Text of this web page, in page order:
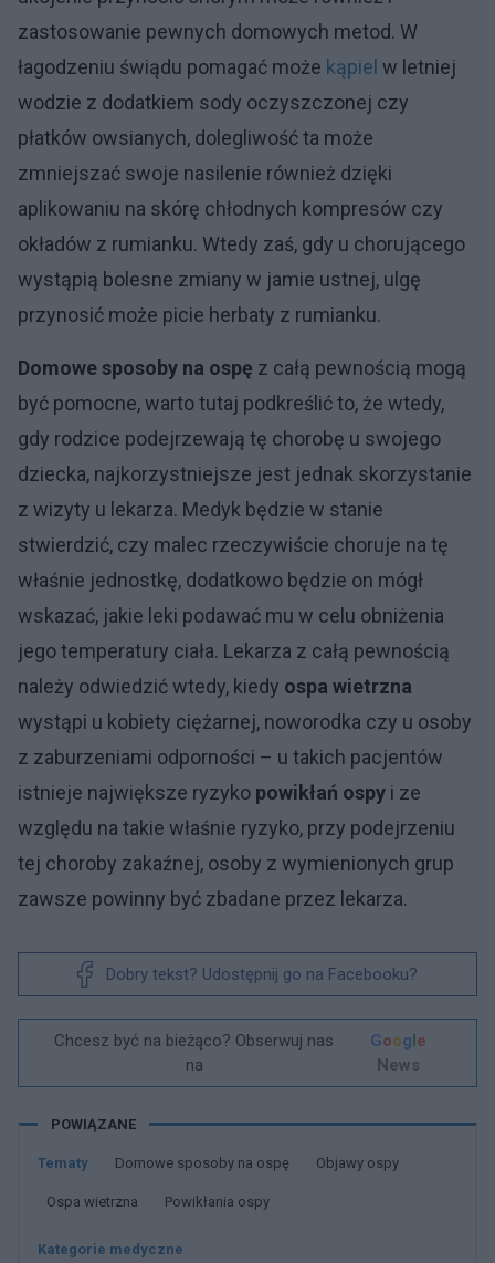
zastosowanie pewnych domowych metod. W
łagodzeniu świądu pomagać może kąpiel w letniej
wodzie z dodatkiem sody oczyszczonej czy
płatków owsianych, dolegliwość ta może
zmniejszać swoje nasilenie również dzięki
aplikowaniu na skórę chłodnych kompresów czy
okładów z rumianku. Wtedy zaś, gdy u chorującego
wystąpią bolesne zmiany w jamie ustnej, ulgę
przynosić może picie herbaty z rumianku.
Domowe sposoby na ospę z całą pewnością mogą
być pomocne, warto tutaj podkreślić to, że wtedy,
gdy rodzice podejrzewają tę chorobę u swojego
dziecka, najkorzystniejsze jest jednak skorzystanie
z wizyty u lekarza. Medyk będzie w stanie
stwierdzić, czy malec rzeczywiście choruje na tę
właśnie jednostkę, dodatkowo będzie on mógł
wskazać, jakie leki podawać mu w celu obniżenia
jego temperatury ciała. Lekarza z całą pewnością
należy odwiedzić wtedy, kiedy ospa wietrzna
wystąpi u kobiety ciężarnej, noworodka czy u osoby
z zaburzeniami odporności – u takich pacjentów
istnieje największe ryzyko powikłań ospy i ze
względu na takie właśnie ryzyko, przy podejrzeniu
tej choroby zakaźnej, osoby z wymienionych grup
zawsze powinny być zbadane przez lekarza.
Dobry tekst? Udostępnij go na Facebooku?
Chcesz być na bieżąco? Obserwuj nas
na
Google
News
POWIĄZANE
Tematy Domowe sposoby na ospę Objawy ospy
Ospa wietrzna Powikłania ospy
Kategorie medyczne